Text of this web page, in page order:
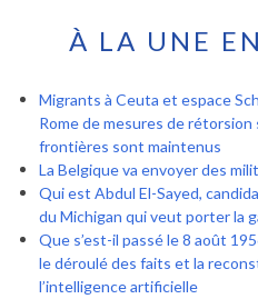
À LA UNE
Migrants à Ceuta et espace
Rome de mesures de
frontières sont maintenus
La Belgique va envoyer des
Qui est Abdul El-Sayed,
du Michigan qui veut porter la
Que s’est-il passé le 8 août
le déroulé des faits et la
l’intelligence artificielle